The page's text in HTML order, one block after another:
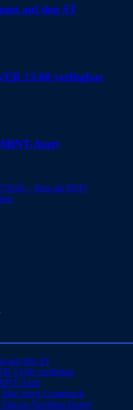
auf den ST
13.00 verfügbar
Atari
2020 – Jetzt als PDF!
auf den ST
13.00 verfügbar
Atari
feiert Comeback
Nachbau bootet